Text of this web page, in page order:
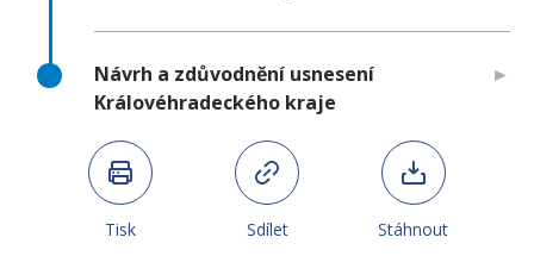
Návrh a zdůvodnění usnesení
Královéhradeckého kraje
Tisk Sdílet Stáhnout